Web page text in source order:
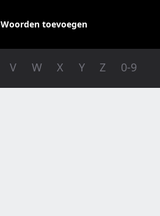
Woorden toevoegen
V W X Y Z 0-9